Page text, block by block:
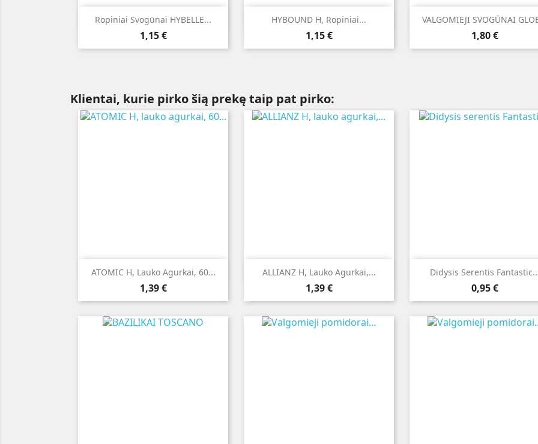
Ropiniai Svogūnai HYBELLE...
Kaina
1,15 €
 Greita peržiūra HYBOUND H, Ropiniai...
Kaina
1,15 €
 Greita peržiūra VALGOMIEJI SVOGŪNAI
Kaina
1,80 €
 Greita peržiūra
Klientai, kurie pirko šią prekę taip pat pirko:
ATOMIC H, Lauko Agurkai, 60...
Kaina
1,39 €
 Greita peržiūra ALLIANZ H, Lauko Agurkai,...
Kaina
1,39 €
 Greita peržiūra Didysis Serentis
Kaina
0,95 €
 Greita peržiūra